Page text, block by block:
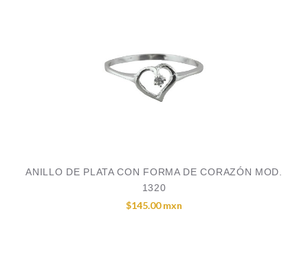
ANILLO DE PLATA CON FORMA DE CORAZÓN MOD.
1320
$145.00 mxn